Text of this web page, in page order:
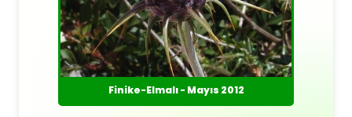
Finike-Elmalı - Mayıs 2012